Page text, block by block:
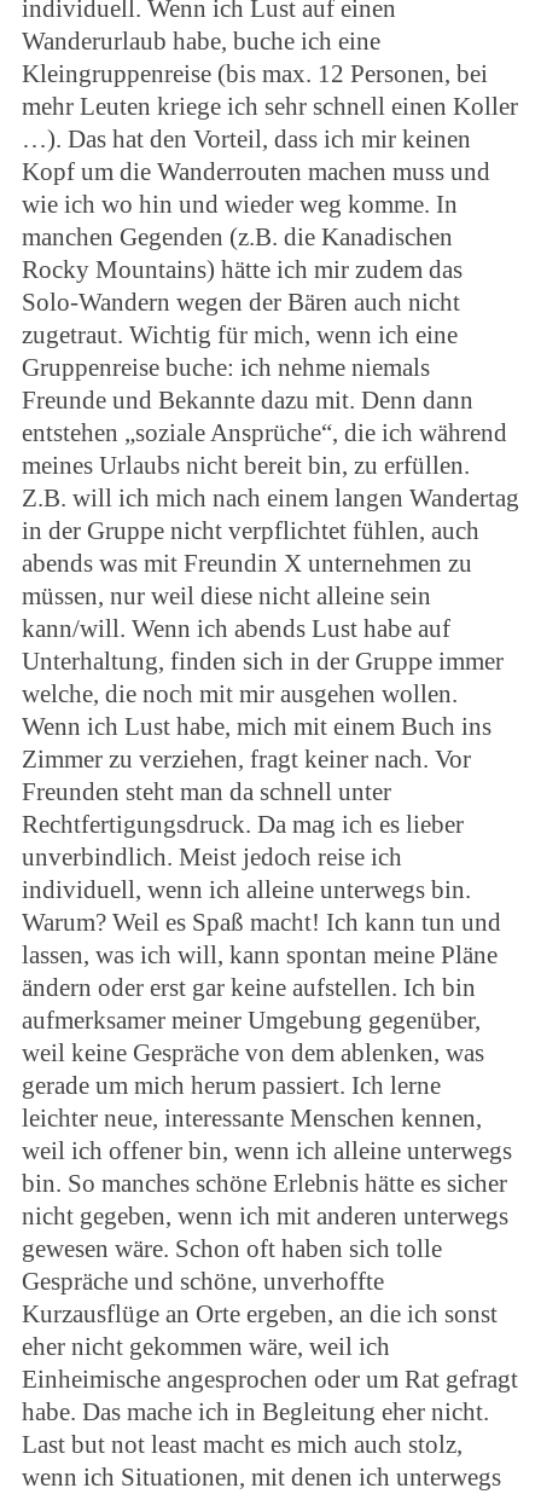
individuell. Wenn ich Lust auf einen
Wanderurlaub habe, buche ich eine
Kleingruppenreise (bis max. 12 Personen, bei
mehr Leuten kriege ich sehr schnell einen Koller
…). Das hat den Vorteil, dass ich mir keinen
Kopf um die Wanderrouten machen muss und
wie ich wo hin und wieder weg komme. In
manchen Gegenden (z.B. die Kanadischen
Rocky Mountains) hätte ich mir zudem das
Solo-Wandern wegen der Bären auch nicht
zugetraut. Wichtig für mich, wenn ich eine
Gruppenreise buche: ich nehme niemals
Freunde und Bekannte dazu mit. Denn dann
entstehen „soziale Ansprüche“, die ich während
meines Urlaubs nicht bereit bin, zu erfüllen.
Z.B. will ich mich nach einem langen Wandertag
in der Gruppe nicht verpflichtet fühlen, auch
abends was mit Freundin X unternehmen zu
müssen, nur weil diese nicht alleine sein
kann/will. Wenn ich abends Lust habe auf
Unterhaltung, finden sich in der Gruppe immer
welche, die noch mit mir ausgehen wollen.
Wenn ich Lust habe, mich mit einem Buch ins
Zimmer zu verziehen, fragt keiner nach. Vor
Freunden steht man da schnell unter
Rechtfertigungsdruck. Da mag ich es lieber
unverbindlich. Meist jedoch reise ich
individuell, wenn ich alleine unterwegs bin.
Warum? Weil es Spaß macht! Ich kann tun und
lassen, was ich will, kann spontan meine Pläne
ändern oder erst gar keine aufstellen. Ich bin
aufmerksamer meiner Umgebung gegenüber,
weil keine Gespräche von dem ablenken, was
gerade um mich herum passiert. Ich lerne
leichter neue, interessante Menschen kennen,
weil ich offener bin, wenn ich alleine unterwegs
bin. So manches schöne Erlebnis hätte es sicher
nicht gegeben, wenn ich mit anderen unterwegs
gewesen wäre. Schon oft haben sich tolle
Gespräche und schöne, unverhoffte
Kurzausflüge an Orte ergeben, an die ich sonst
eher nicht gekommen wäre, weil ich
Einheimische angesprochen oder um Rat gefragt
habe. Das mache ich in Begleitung eher nicht.
Last but not least macht es mich auch stolz,
wenn ich Situationen, mit denen ich unterwegs